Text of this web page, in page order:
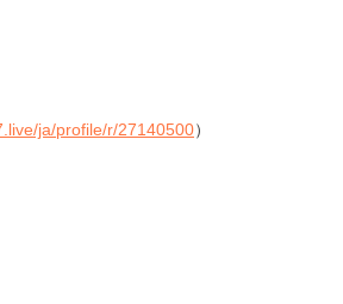
ja/profile/r/27140500）